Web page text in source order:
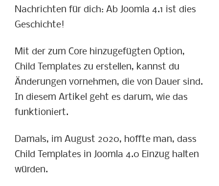
Nachrichten für dich: Ab Joomla 4.1 ist dies
Geschichte!
Mit der zum Core hinzugefügten Option,
Child Templates zu erstellen, kannst du
Änderungen vornehmen, die von Dauer sind.
In diesem Artikel geht es darum, wie das
funktioniert.
Damals, im August 2020, hoffte man, dass
Child Templates in Joomla 4.0 Einzug halten
würden.